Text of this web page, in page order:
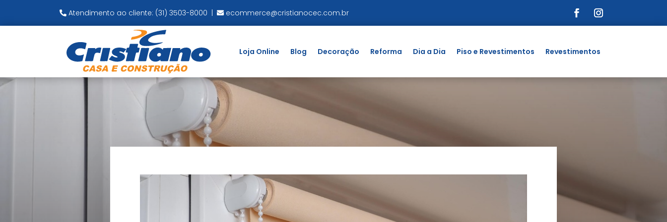
Atendimento ao cliente: (31) 3503-8000 ecommerce@cristianocec.com.br
Loja Online Blog Decoração Reforma Dia a Dia Piso e Revestimentos Revestimentos